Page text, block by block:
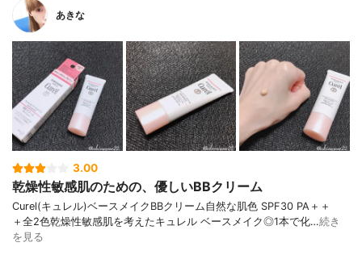
あきな
3.00
乾燥性敏感肌のための、優しいBBクリーム
Curel(キュレル) ベースメイクBBクリーム 自然な肌色 SPF30 PA＋＋
＋ 全2色 乾燥性敏感肌を考えた キュレル ベースメイク ◎1本で 化…続き
を見る